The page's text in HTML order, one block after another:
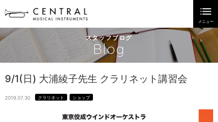
スタッフブログ
Blog
9/1(日) 大浦綾子先生 クラリネット講習会
2019.07.30 クラリネット ショップ